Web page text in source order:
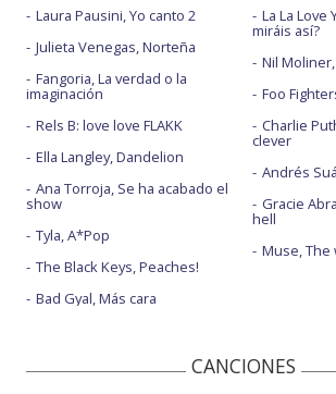
Laura Pausini, Yo canto 2
Julieta Venegas, Norteña
Fangoria, La verdad o la
imaginación
Rels B: love love FLAKK
Ella Langley, Dandelion
Ana Torroja, Se ha acabado el
show
Tyla, A*Pop
The Black Keys, Peaches!
Bad Gyal, Más cara
La La Love
miráis así?
Nil
Foo
Charlie
clever
Andrés
Gracie
hell
Muse, The
CANCIONES